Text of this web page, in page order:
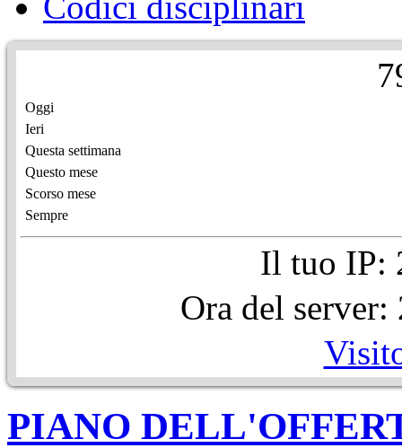
7
Oggi
Ieri
Questa settimana
Questo mese
Scorso mese
Sempre
Il tuo IP:
Ora del
PIANO